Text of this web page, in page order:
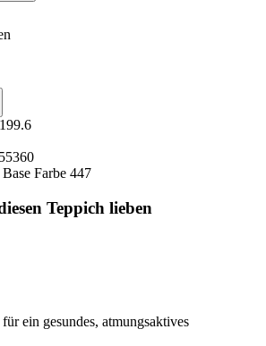
Farbe 447
Teppich lieben
ein gesundes, atmungsaktives